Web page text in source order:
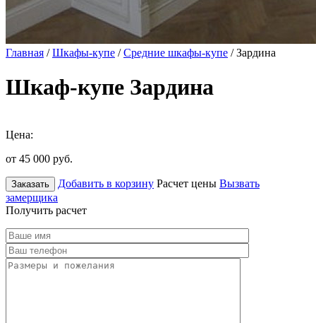
Главная /Шкафы-купе /Средние шкафы-купе / Зардина
Шкаф-купе Зардина
Цена:
от 45 000 руб.
Заказать Добавить в корзину Расчет цены Вызвать
замерщика
Получить расчет